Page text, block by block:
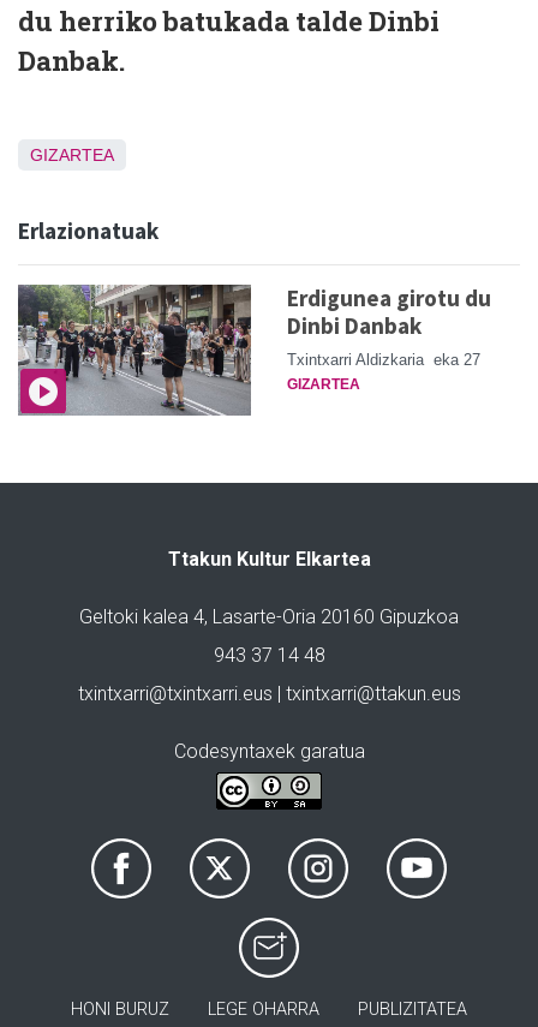
du herriko batukada talde Dinbi
Danbak.
GIZARTEA
Erlazionatuak
Erdigunea girotu du
Dinbi Danbak
Txintxarri Aldizkaria eka 27
GIZARTEA
Ttakun Kultur Elkartea
Geltoki kalea 4, Lasarte-Oria 20160 Gipuzkoa
943 37 14 48
txintxarri@txintxarri.eus | txintxarri@ttakun.eus
Codesyntaxek garatua
HONI BURUZ LEGE OHARRA PUBLIZITATEA